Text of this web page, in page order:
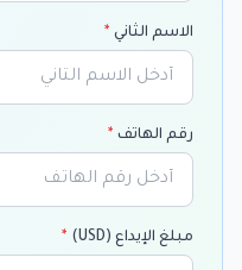
الاسم الثاني *
رقم الهاتف *
مبلغ الإيداع (USD) *